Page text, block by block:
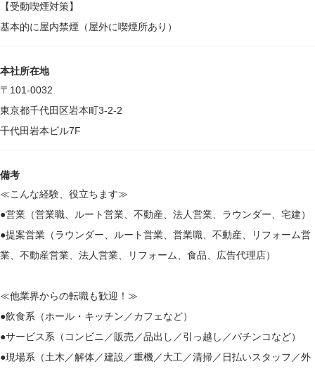
【受動喫煙対策】
基本的に屋内禁煙（屋外に喫煙所あり）
本社所在地
〒101-0032
東京都千代田区岩本町3-2-2
千代田岩本ビル7F
備考
≪こんな経験、役立ちます≫
●営業（営業職、ルート営業、不動産、法人営業、ラウンダー、宅建）
●提案営業（ラウンダー、ルート営業、営業職、不動産、リフォーム営
業、不動産営業、法人営業、リフォーム、食品、広告代理店）
≪他業界からの転職も歓迎！≫
●飲食系（ホール・キッチン／カフェなど）
●サービス系（コンビニ／販売／品出し／引っ越し／パチンコなど）
●現場系（土木／解体／建設／重機／大工／清掃／日払いスタッフ／外